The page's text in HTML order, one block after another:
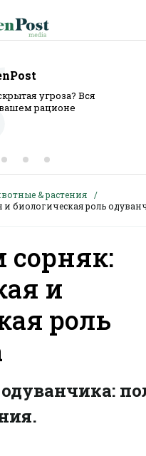
угроза? Вся
рационе
& растения
и биологическая роль
сорняк:
и
роль